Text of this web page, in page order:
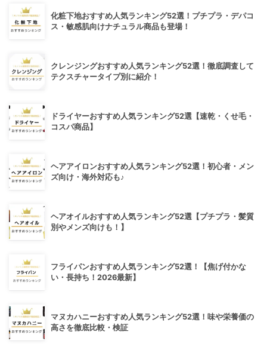
化粧下地おすすめ人気ランキング52選！プチプラ・デパコ
ス・敏感肌向けナチュラル商品も登場！
クレンジングおすすめ人気ランキング52選！徹底調査して
テクスチャータイプ別に紹介！
ドライヤーおすすめ人気ランキング52選【速乾・くせ毛・
コスパ商品】
ヘアアイロンおすすめ人気ランキング52選！初心者・メン
ズ向け・海外対応も♪
ヘアオイルおすすめ人気ランキング52選【プチプラ・髪質
別やメンズ向けも！】
フライパンおすすめ人気ランキング52選！【焦げ付かな
い・長持ち！2026最新】
マヌカハニーおすすめ人気ランキング52選！味や栄養価の
高さを徹底比較・検証